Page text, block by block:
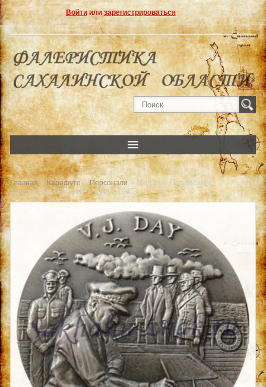
Войтиили зарегистрироваться
Главная » Карафуто»Персонали» Медаль. Подписание
капитуляции Японии. V.j.DAY 1945.